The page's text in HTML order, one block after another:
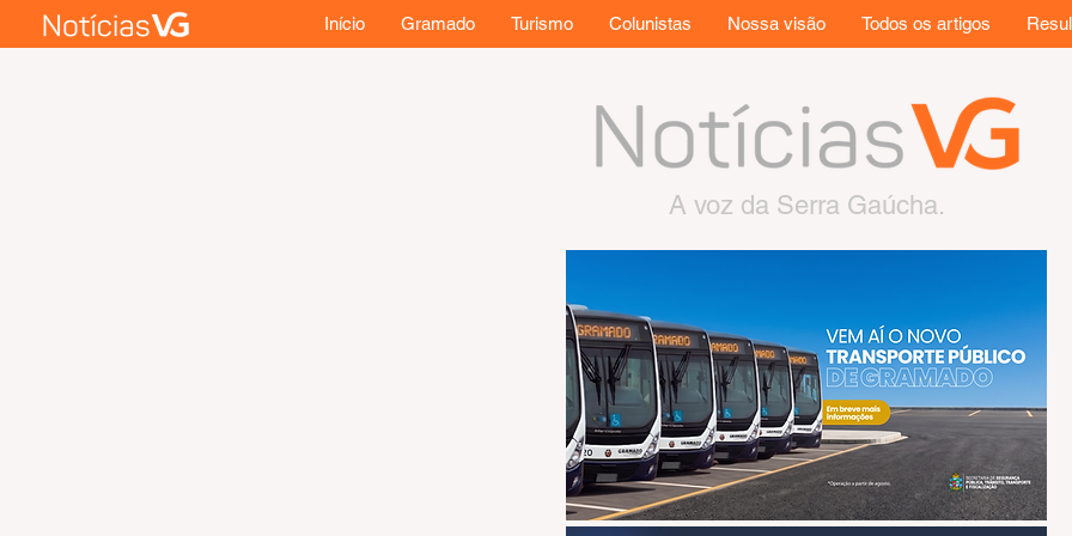
Início Gramado Turismo Colunistas Nossa visão Todos os artigos
A voz da Serra Gaúcha.